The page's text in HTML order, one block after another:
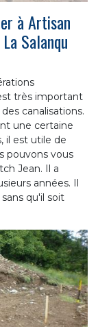
à Artisan
Salanqu
très important
canalisations.
une certaine
il est utile de
pouvons vous
Jean. Il a
années. Il
qu'il soit